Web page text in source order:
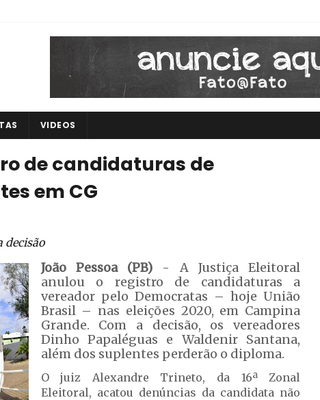
VIDEOS
de candidaturas de
em CG
decisão
João Pessoa (PB) - A Justiça Eleitoral
anulou o registro de candidaturas a
vereador pelo Democratas – hoje União
Brasil – nas eleições 2020, em Campina
Grande. Com a decisão, os vereadores
Dinho Papaléguas e Waldenir Santana,
além dos suplentes perderão o diploma.
O juiz Alexandre Trineto, da 16ª Zonal
Eleitoral, acatou denúncias da candidata não